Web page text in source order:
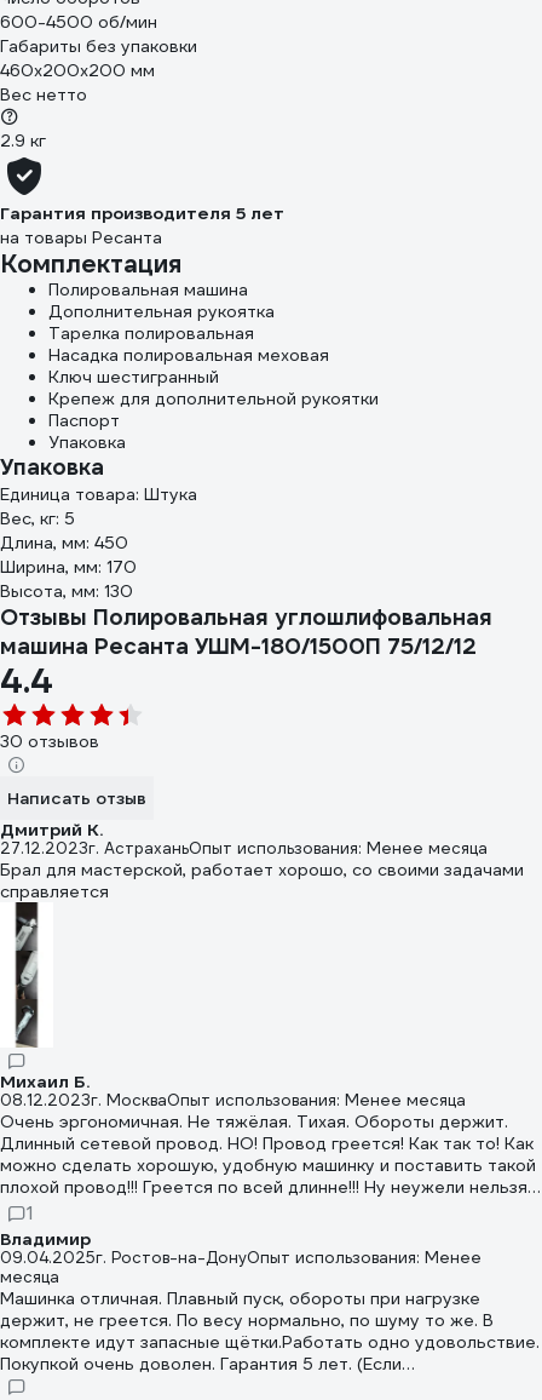
600-4500 об/мин
Габариты без упаковки
460х200х200 мм
Вес нетто
2.9 кг
Гарантия производителя 5 лет
на товары Ресанта
Комплектация
Полировальная машина
Дополнительная рукоятка
Тарелка полировальная
Насадка полировальная меховая
Ключ шестигранный
Крепеж для дополнительной рукоятки
Паспорт
Упаковка
Упаковка
Единица товара: Штука
Вес, кг: 5
Длина, мм: 450
Ширина, мм: 170
Высота, мм: 130
Отзывы Полировальная углошлифовальная
машина Ресанта УШМ-180/1500П 75/12/12
4.4
30 отзывов
Написать отзыв
Дмитрий К.
27.12.2023г. АстраханьОпыт использования: Менее месяца
Брал для мастерской, работает хорошо, со своими задачами
справляется
Михаил Б.
08.12.2023г. МоскваОпыт использования: Менее месяца
Очень эргономичная. Не тяжёлая. Тихая. Обороты держит.
Длинный сетевой провод. НО! Провод греется! Как так то! Как
можно сделать хорошую, удобную машинку и поставить такой
плохой провод!!! Греется по всей длинне!!! Ну неужели нельзя
рассчитать нужное сечение! В остальном без нареканий.
Рекомендую к покупке с небольшой доработкой.
1
Владимир
09.04.2025г. Ростов-на-ДонуОпыт использования: Менее
месяца
Машинка отличная. Плавный пуск, обороты при нагрузке
держит, не греется. По весу нормально, по шуму то же. В
комплекте идут запасные щётки.Работать одно удовольствие.
Покупкой очень доволен. Гарантия 5 лет. (Если
зарегестрируешся на сайте), а так 1год, но думаю ремонт не